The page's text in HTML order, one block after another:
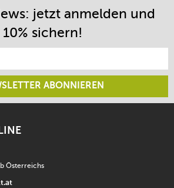
jetzt anmelden und
10% sichern!
ABONNIEREN
Österreichs